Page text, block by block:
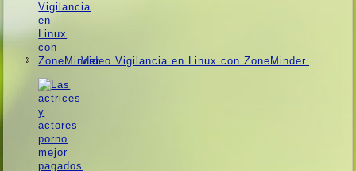
Video Vigilancia en Linux con ZoneMinder.